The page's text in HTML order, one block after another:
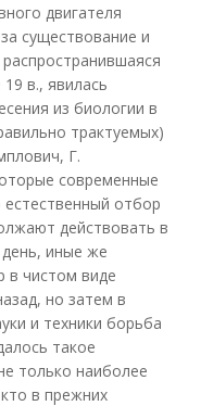
двигателя
существование и
в., явилась
из биологии в
трактуемых)
Г.
современные
отбор
действовать в
иные же
в чистом виде
но затем в
и техники борьба
такое
только наиболее
в прежних